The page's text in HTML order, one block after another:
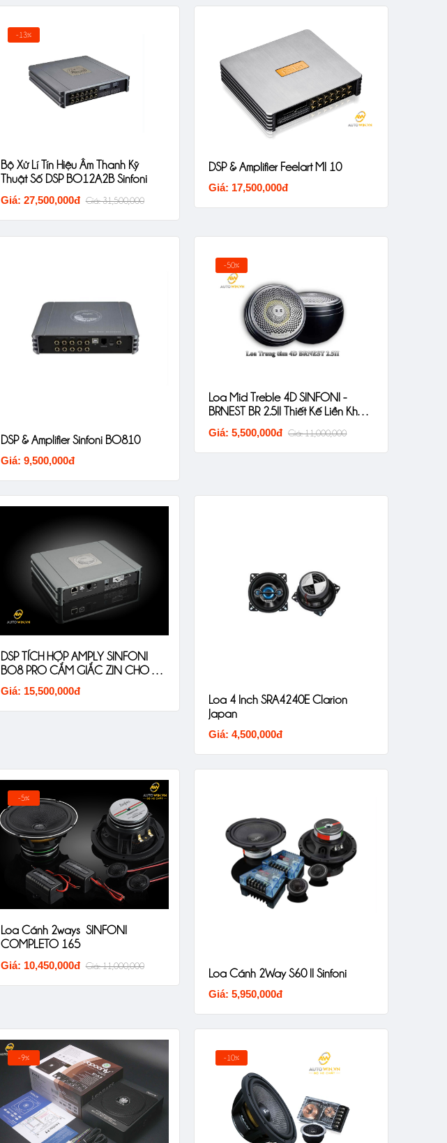
-13%
Bộ Xử Lí Tín Hiệu Âm Thanh Kỹ
Thuật Số DSP BO12A2B Sinfoni
Giá: 27,500,000đ Giá: 31,500,000
DSP & Amplifier Feelart MI 10
Giá: 17,500,000đ
DSP & Amplifier Sinfoni BO810
Giá: 9,500,000đ
-50%
Loa Mid Treble 4D SINFONI -
BRNEST BR 2.5II Thiết Kế Liền Khối
Âm Thanh Sắc Nét
Giá: 5,500,000đ Giá: 11,000,000
DSP TÍCH HỢP AMPLY SINFONI
BO8 PRO CẮM GIẮC ZIN CHO XE
ĐÃ CÓ AMPLY
Giá: 15,500,000đ
Loa 4 Inch SRA4240E Clarion
Japan
Giá: 4,500,000đ
-5%
Loa Cánh 2ways SINFONI
COMPLETO 165
Giá: 10,450,000đ Giá: 11,000,000
Loa Cánh 2Way S60 II Sinfoni
Giá: 5,950,000đ
-9% -10%